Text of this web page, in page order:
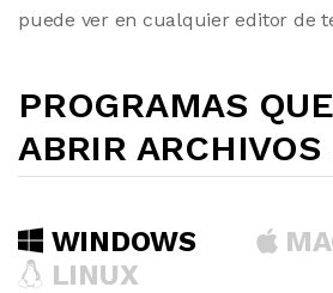
puede ver en cualquier editor de
PROGRAMAS
ABRIR ARCHIVOS
WINDOWS
LINUX